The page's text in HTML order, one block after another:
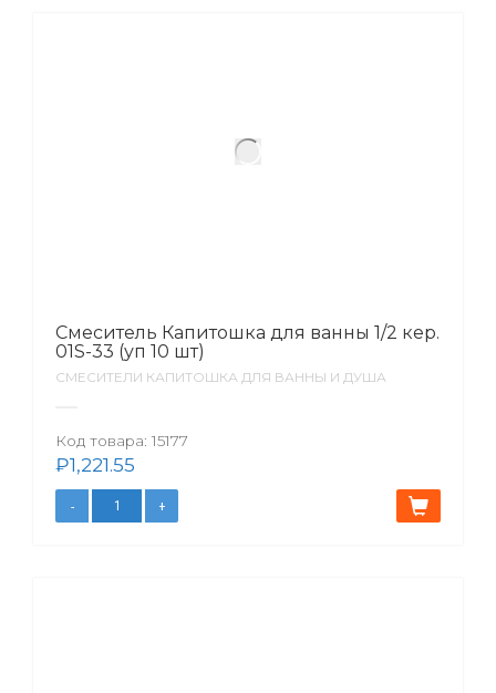
Смеситель Капитошка для ванны 1/2 кер.
01S-33 (уп 10 шт)
СМЕСИТЕЛИ КАПИТОШКА ДЛЯ ВАННЫ И ДУША
Код товара: 15177
₽1,221.55